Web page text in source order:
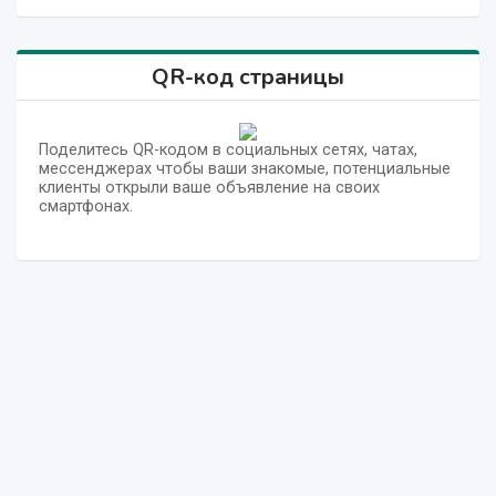
QR-код страницы
Поделитесь QR-кодом в социальных сетях, чатах,
мессенджерах чтобы ваши знакомые, потенциальные
клиенты открыли ваше объявление на своих
смартфонах.